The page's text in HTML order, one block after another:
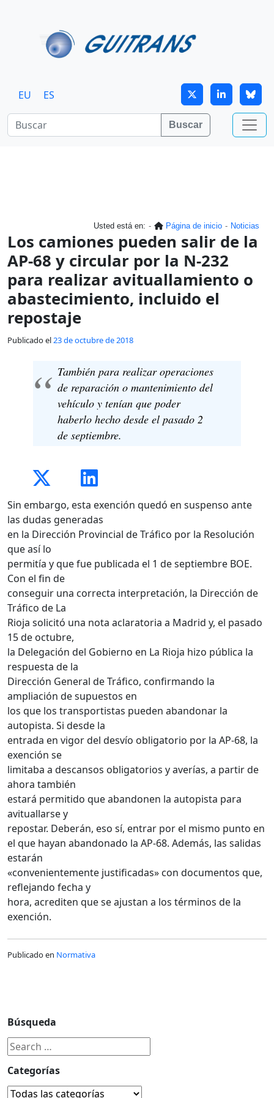
EU ES
Buscar
Usted está en: Página de inicio Noticias
Los camiones pueden salir de la
AP-68 y circular por la N-232
para realizar avituallamiento o
abastecimiento, incluido el
repostaje
Publicado el23 de octubre de 2018
También para realizar operaciones
de reparación o mantenimiento del
vehículo y tenían que poder
haberlo hecho desde el pasado 2
de septiembre.
Sin embargo, esta exención quedó en suspenso ante
las dudas generadas
en la Dirección Provincial de Tráfico por la Resolución
que así lo
permitía y que fue publicada el 1 de septiembre BOE.
Con el fin de
conseguir una correcta interpretación, la Dirección de
Tráfico de La
Rioja solicitó una nota aclaratoria a Madrid y, el pasado
15 de octubre,
la Delegación del Gobierno en La Rioja hizo pública la
respuesta de la
Dirección General de Tráfico, confirmando la
ampliación de supuestos en
los que los transportistas pueden abandonar la
autopista. Si desde la
entrada en vigor del desvío obligatorio por la AP-68, la
exención se
limitaba a descansos obligatorios y averías, a partir de
ahora también
estará permitido que abandonen la autopista para
avituallarse y
repostar. Deberán, eso sí, entrar por el mismo punto en
el que hayan abandonado la AP-68. Además, las salidas
estarán
«convenientemente justificadas» con documentos que,
reflejando fecha y
hora, acrediten que se ajustan a los términos de la
exención.
Publicado en Normativa
Búsqueda
Categorías